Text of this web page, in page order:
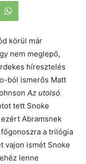
körül már
nem meglepő,
híresztelés
ból ismerős Matt
Az utolsó
tett Snoke
Abramsnek
a trilógia
vajon ismét Snoke
lenne